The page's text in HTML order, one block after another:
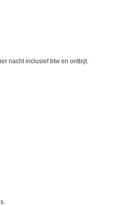
nacht inclusief btw en ontbijt.